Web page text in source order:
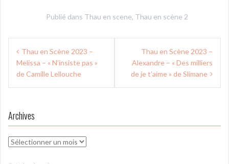
Publié dans Thau en scene, Thau en scène 2
Navigation
de
l’article
Thau en Scène 2023 –
Melissa – « N’insiste pas »
de Camille Lellouche
Thau en Scène 2023 –
Alexandre – « Des milliers
de je t’aime » de Slimane
Archives
Archives